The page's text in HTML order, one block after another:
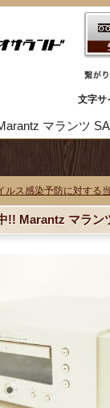
文字サ
マランツ
ルス感染予防に対する
!! Marantz マラン